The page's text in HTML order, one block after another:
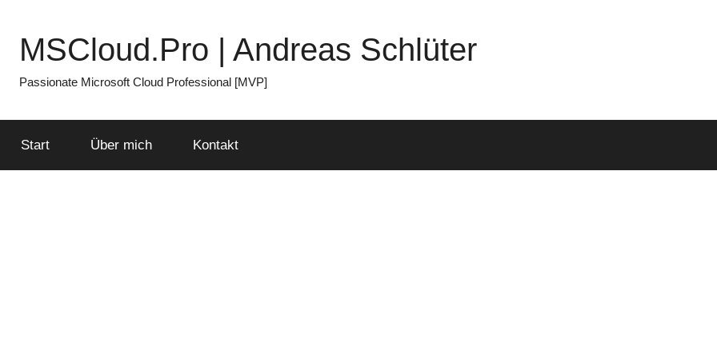
springen
MSCloud.Pro | Andreas Schlüter
Passionate Microsoft Cloud Professional [MVP]
Start Über mich Kontakt